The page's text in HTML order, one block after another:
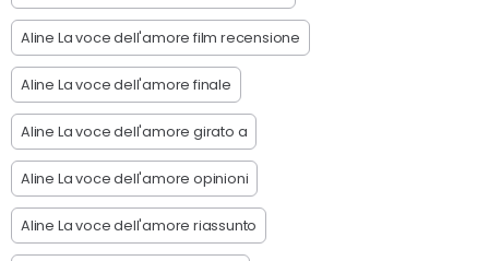
Aline La voce dell'amore film recensione
Aline La voce dell'amore finale
Aline La voce dell'amore girato a
Aline La voce dell'amore opinioni
Aline La voce dell'amore riassunto